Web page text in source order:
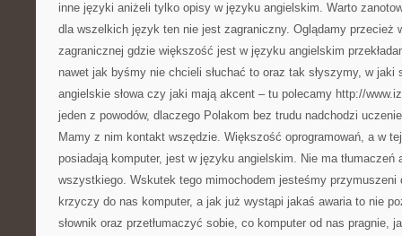
inne języki aniżeli tylko opisy w języku angielskim. Warto
dla wszelkich język ten nie jest zagraniczny. Oglądamy przecież
zagranicznej gdzie większość jest w języku angielskim
nawet jak byśmy nie chcieli słuchać to oraz tak słyszymy, w jaki
angielskie słowa czy jaki mają akcent – tu polecamy http://
jeden z powodów, dlaczego Polakom bez trudu nadchodzi
Mamy z nim kontakt wszędzie. Większość oprogramowań, a w
posiadają komputer, jest w języku angielskim. Nie ma tłumaczeń
wszystkiego. Wskutek tego mimochodem jesteśmy przymuszeni
krzyczy do nas komputer, a jak już wystąpi jakaś awaria to nie
słownik oraz przetłumaczyć sobie, co komputer od nas pragnie,